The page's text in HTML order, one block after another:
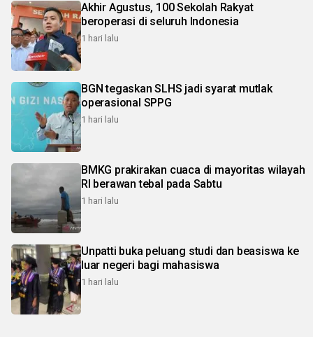
Akhir Agustus, 100 Sekolah Rakyat
beroperasi di seluruh Indonesia
1 hari lalu
BGN tegaskan SLHS jadi syarat mutlak
operasional SPPG
1 hari lalu
BMKG prakirakan cuaca di mayoritas wilayah
RI berawan tebal pada Sabtu
1 hari lalu
Unpatti buka peluang studi dan beasiswa ke
luar negeri bagi mahasiswa
1 hari lalu